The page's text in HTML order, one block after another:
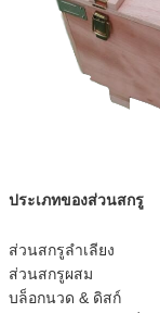
ประเภทของส่วนสกรู
ส่วนสกรูลำเลียง
ส่วนสกรูผสม
บล็อกนวด & ดิสก์